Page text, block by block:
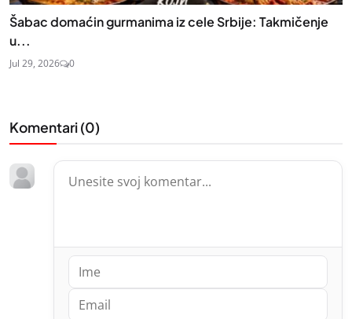
Šabac domaćin gurmanima iz cele Srbije: Takmičenje
u...
Jul 29, 2026 0
Komentari (0)